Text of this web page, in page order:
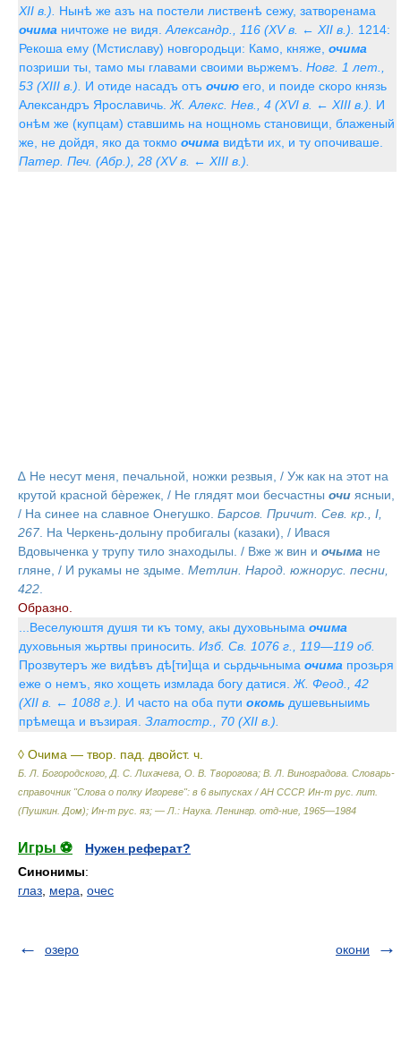
XII в.).
Нынѣ же азъ на постели лиственѣ сежу, затворенама
очима ничтоже не видя. Александр., 116 (XV в. ← XII в.).
1214:
Рекоша ему (Мстиславу) новгородьци: Камо, княже, очима
позриши ты, тамо мы главами своими вьржемъ. Новг. 1 лет.,
53 (XIII в.).
И отиде насадъ отъ очию его, и поиде скоро князь
Александръ Ярославичь. Ж. Алекс. Нев., 4 (XVI в. ← XIII в.).
И
онѣм же (купцам) ставшимь на нощномь становищи, блаженый
же, не дойдя, яко да токмо очима видѣти их, и ту опочиваше.
Патер. Печ. (Абр.), 28 (XV в. ← XIII в.).
∆ Не несут меня, печальной, ножки резвыя, / Уж как на этот на
крутой красной бѐрежек, / Не глядят мои бесчастны очи ясныи,
/ На синее на славное Онегушко. Барсов. Причит. Сев. кр., I,
267 . На Черкень-долыну пробигалы (казаки), / Ивася
Вдовыченка у трупу тило знаходылы. / Вже ж вин и очыма не
гляне, / И рукамы не здыме. Метлин. Народ. южнорус. песни,
422
Образно.
...Веселуюштя душя ти къ тому, акы духовьныма очима
духовьныя жьртвы приносить. Изб. Св. 1076 г., 119—119 об.
Прозвутеръ же видѣвъ дѣ[ти]ща и сьрдьчьныма очима прозьря
еже о немъ, яко хощеть измлада богу датися. Ж. Феод., 42
(XII в. ← 1088 г.).
И часто на оба пути окомь душевьныимь
прѣмеща и възирая. Златостр., 70 (XII в.).
◊ Очима — твор. пад. двойст. ч.
Б. Л. Богородского, Д. С. Лихачева, О. В. Творогова; В. Л. Виноградова. Словарь-
справочник "Слова о полку Игореве": в 6 выпусках / АН СССР. Ин-т рус. лит.
(Пушкин. Дом); Ин-т рус. яз; — Л.: Наука. Ленингр. отд-ние 1965—1984
Игры ⚽
Нужен реферат?
Синонимы:
глаз мера очес
озеро окони